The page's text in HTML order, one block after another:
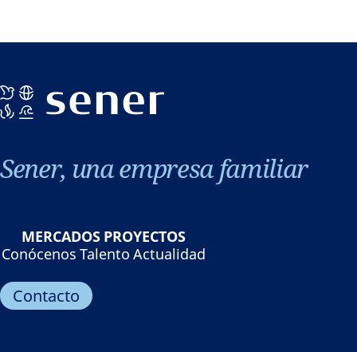
Sener, una empresa familiar
MERCADOS PROYECTOS
Conócenos Talento Actualidad
Contacto